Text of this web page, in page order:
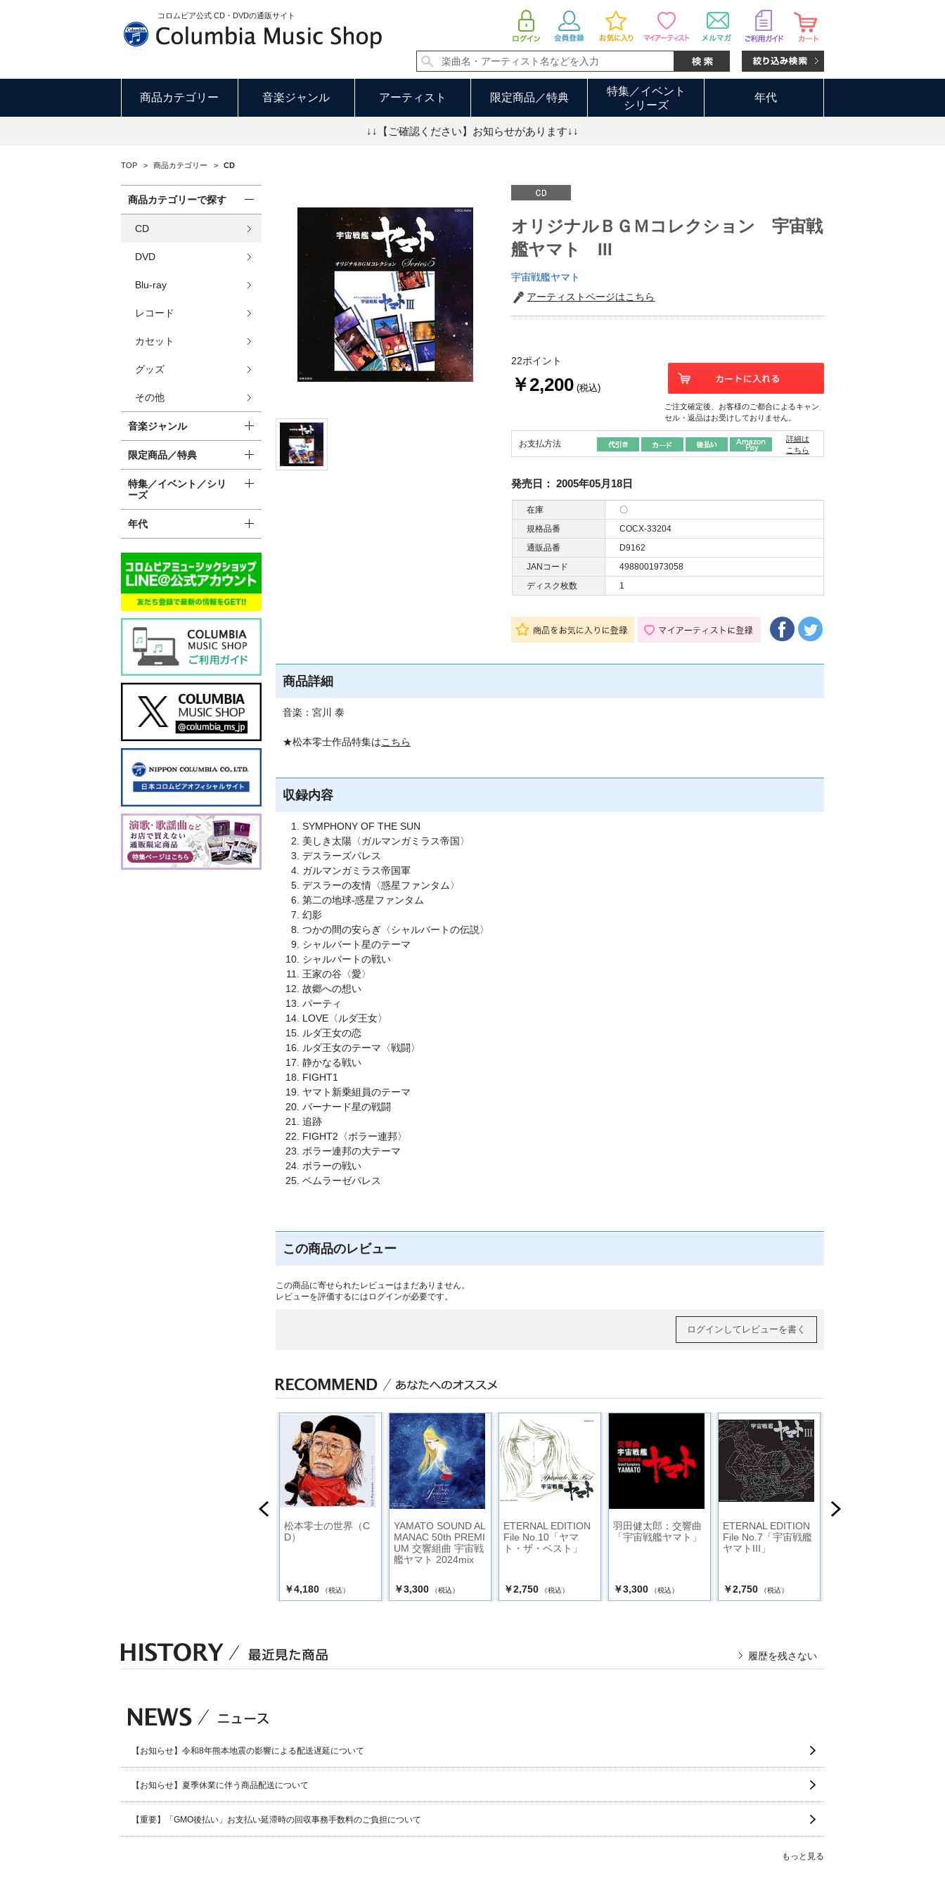
コロムビア公式 CD・DVDの通販サイト
商品カテゴリー 音楽ジャンル アーティスト 限定商品／特典
特集／イベント
シリーズ
年代
↓↓【ご確認ください】お知らせがあります↓↓
TOP > 商品カテゴリー > CD
オリジナルＢＧＭコレクション 宇宙戦
艦ヤマト III
宇宙戦艦ヤマト
アーティストページはこちら
22ポイント
￥2,200 (税込)
ご注文確定後、お客様のご都合によるキャン
セル・返品はお受けしておりません。
お支払方法
詳細は
こちら
発売日： 2005年05月18日
在庫
〇
規格品番
COCX-33204
通販品番
D9162
JANコード
4988001973058
ディスク枚数
1
商品詳細
音楽：宮川 泰
★松本零士作品特集はこちら
収録内容
SYMPHONY OF THE SUN
美しき太陽〈ガルマンガミラス帝国〉
デスラーズパレス
ガルマンガミラス帝国軍
デスラーの友情〈惑星ファンタム〉
第二の地球-惑星ファンタム
幻影
つかの間の安らぎ〈シャルバートの伝説〉
シャルバート星のテーマ
シャルバートの戦い
王家の谷〈愛〉
故郷への想い
パーティ
LOVE〈ルダ王女〉
ルダ王女の恋
ルダ王女のテーマ〈戦闘〉
静かなる戦い
FIGHT1
ヤマト新乗組員のテーマ
バーナード星の戦闘
追跡
FIGHT2〈ボラー連邦〉
ボラー連邦の大テーマ
ボラーの戦い
ベムラーゼパレス
この商品のレビュー
この商品に寄せられたレビューはまだありません。
レビューを評価するには ログインが必要です。
ログインしてレビューを書く
松本零士の世界（C
D）
￥4,180 （税込）
YAMATO SOUND AL
MANAC 50th PREMI
UM 交響組曲 宇宙戦
艦ヤマト 2024mix
￥3,300 （税込）
ETERNAL EDITION
File No.10「ヤマ
ト・ザ・ベスト」
￥2,750 （税込）
羽田健太郎：交響曲
「宇宙戦艦ヤマト」
￥3,300 （税込）
ETERNAL EDITION
File No.7「宇宙戦艦
ヤマトIII」
￥2,750 （税込）
商品カテゴリーで探す
CD
DVD
Blu-ray
レコード
カセット
グッズ
その他
音楽ジャンル
限定商品／特典
特集／イベント／シリ
ーズ
年代
履歴を残さない
【お知らせ】令和8年熊本地震の影響による配送遅延について
【お知らせ】夏季休業に伴う商品配送について
【重要】「GMO後払い」お支払い延滞時の回収事務手数料のご負担について
もっと見る